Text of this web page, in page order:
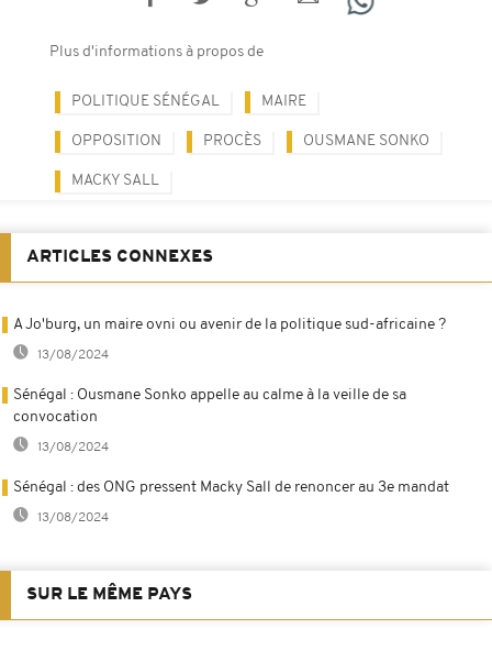
Plus d'informations à propos de
POLITIQUE SÉNÉGAL MAIRE
OPPOSITION PROCÈS OUSMANE SONKO
MACKY SALL
ARTICLES CONNEXES
A Jo'burg, un maire ovni ou avenir de la politique sud-africaine ?
13/08/2024
Sénégal : Ousmane Sonko appelle au calme à la veille de sa
convocation
13/08/2024
Sénégal : des ONG pressent Macky Sall de renoncer au 3e mandat
13/08/2024
SUR LE MÊME PAYS